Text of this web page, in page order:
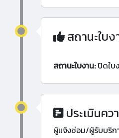
สถานะใบง
สถานะใบงาน:ปิดใบ
ประเมินค
ผู้แจ้งซ่อม/ผู้รับบริก